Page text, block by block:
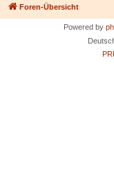
Foren-Übersicht
Powered by